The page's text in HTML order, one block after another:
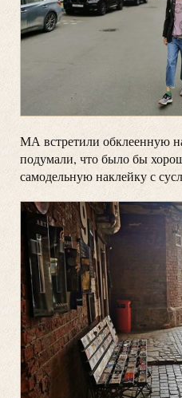
МА встретили обклеенную
подумали, что было бы
самодельную наклейку с